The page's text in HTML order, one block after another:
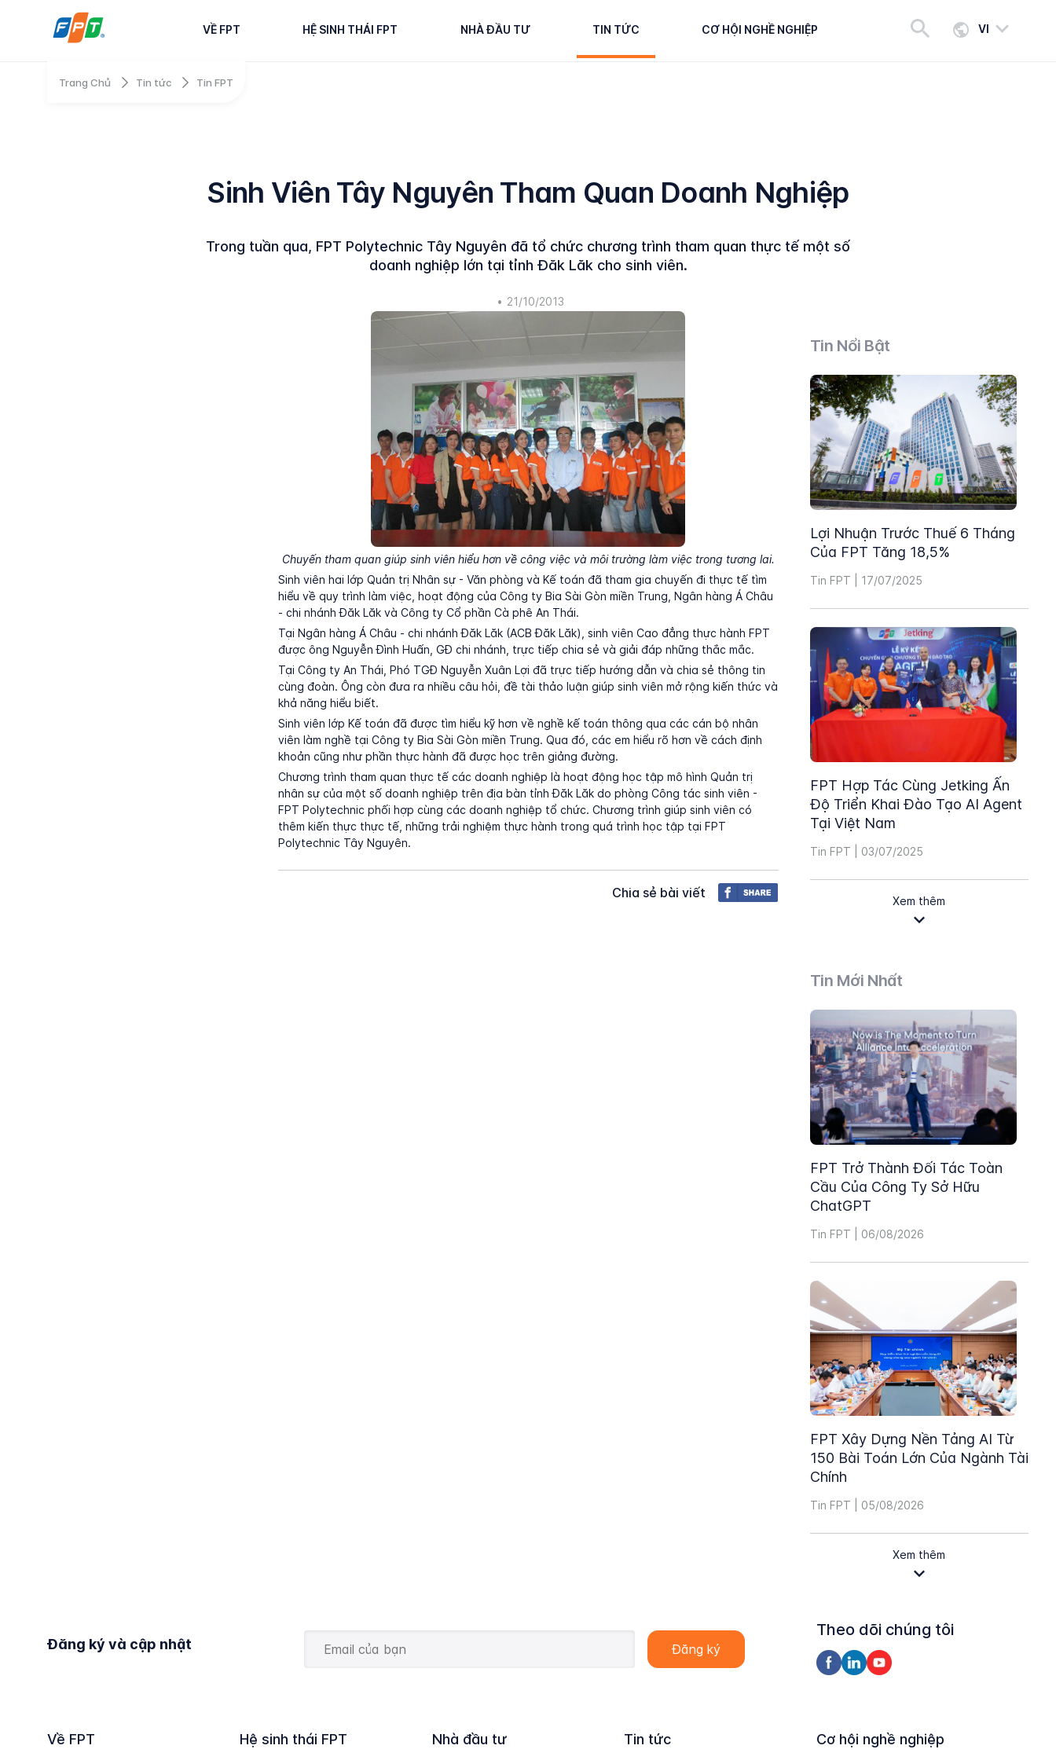
VỀ FPT HỆ SINH THÁI FPT NHÀ ĐẦU TƯ TIN TỨC CƠ HỘI NGHỀ NGHIỆP VI
Trang Chủ Tin tức Tin FPT
Sinh Viên Tây Nguyên Tham Quan Doanh Nghiệp
Trong tuần qua, FPT Polytechnic Tây Nguyên đã tổ chức chương trình tham quan thực tế một số
doanh nghiệp lớn tại tỉnh Đăk Lăk cho sinh viên.
• 21/10/2013
Chuyến tham quan giúp sinh viên hiểu hơn về công việc và môi trường làm việc trong tương lai.
Sinh viên hai lớp Quản trị Nhân sự - Văn phòng và Kế toán đã tham gia chuyến đi thực tế tìm
hiểu về quy trình làm việc, hoạt động của Công ty Bia Sài Gòn miền Trung, Ngân hàng Á Châu
- chi nhánh Đăk Lăk và Công ty Cổ phần Cà phê An Thái.
Tại Ngân hàng Á Châu - chi nhánh Đăk Lăk (ACB Đăk Lăk), sinh viên Cao đẳng thực hành FPT
được ông Nguyễn Đình Huấn, GĐ chi nhánh, trực tiếp chia sẻ và giải đáp những thắc mắc.
Tại Công ty An Thái, Phó TGĐ Nguyễn Xuân Lợi đã trực tiếp hướng dẫn và chia sẻ thông tin
cùng đoàn. Ông còn đưa ra nhiều câu hỏi, đề tài thảo luận giúp sinh viên mở rộng kiến thức và
khả năng hiểu biết.
Sinh viên lớp Kế toán đã được tìm hiểu kỹ hơn về nghề kế toán thông qua các cán bộ nhân
viên làm nghề tại Công ty Bia Sài Gòn miền Trung. Qua đó, các em hiểu rõ hơn về cách định
khoản cũng như phần thực hành đã được học trên giảng đường.
Chương trình tham quan thực tế các doanh nghiệp là hoạt động học tập mô hình Quản trị
nhân sự của một số doanh nghiệp trên địa bàn tỉnh Đăk Lăk do phòng Công tác sinh viên -
FPT Polytechnic phối hợp cùng các doanh nghiệp tổ chức. Chương trình giúp sinh viên có
thêm kiến thực thực tế, những trải nghiệm thực hành trong quá trình học tập tại FPT
Polytechnic Tây Nguyên.
Chia sẻ bài viết
Tin Nổi Bật
Lợi Nhuận Trước Thuế 6 Tháng
Của FPT Tăng 18,5%
Tin FPT | 17/07/2025
FPT Hợp Tác Cùng Jetking Ấn
Độ Triển Khai Đào Tạo AI Agent
Tại Việt Nam
Tin FPT | 03/07/2025
Xem thêm
Tin Mới Nhất
FPT Trở Thành Đối Tác Toàn
Cầu Của Công Ty Sở Hữu
ChatGPT
Tin FPT | 06/08/2026
FPT Xây Dựng Nền Tảng AI Từ
150 Bài Toán Lớn Của Ngành Tài
Chính
Tin FPT | 05/08/2026
Xem thêm
Đăng ký và cập nhật
Theo dõi chúng tôi
Về FPT Hệ sinh thái FPT Nhà đầu tư Tin tức Cơ hội nghề nghiệp